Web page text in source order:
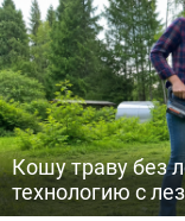
Кошу траву без
технологию с